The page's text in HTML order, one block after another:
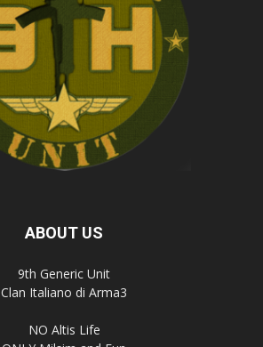
ABOUT US
9th Generic Unit
Clan Italiano di Arma3
NO Altis Life